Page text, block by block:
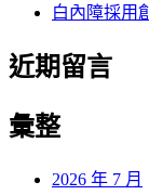
白內障採用
近期留言
彙整
2026 年 7 月